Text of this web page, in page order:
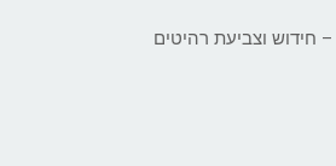
חידוש וצביעת רהיטים